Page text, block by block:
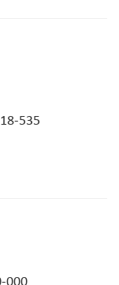
535
000